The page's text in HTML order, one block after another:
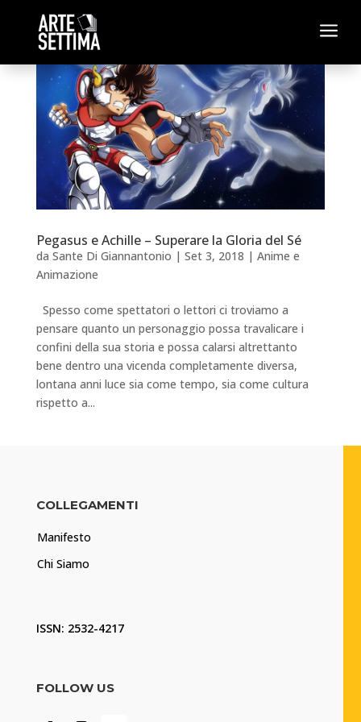
a
Pegasus e Achille – Superare la Gloria del Sé
da Sante Di Giannantonio | Set 3, 2018 | Anime e
Animazione
Spesso come spettatori o lettori ci troviamo a
pensare quanto un personaggio possa travalicare i
confini della sua storia e possa calarsi altrettanto
bene dentro una vicenda completamente diversa,
lontana anni luce sia come tempo, sia come cultura
rispetto a...
COLLEGAMENTI
Manifesto
Chi Siamo
ISSN: 2532-4217
FOLLOW US